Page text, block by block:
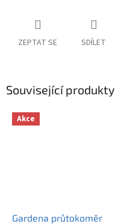
ZEPTAT SE SDÍLET
Související produkty
Akce
Gardena průtokoměr